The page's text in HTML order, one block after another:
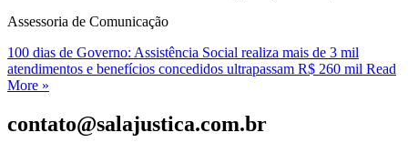
Assessoria de Comunicação
100 dias de Governo: Assistência Social realiza mais de 3 mil
atendimentos e benefícios concedidos ultrapassam R$ 260 mil Read
More »
contato@salajustica.com.br